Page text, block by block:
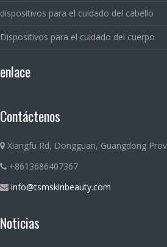
dispositivos para el cuidado del cabello
Dispositivos para el cuidado del cuerpo
enlace
Contáctenos
Xiangfu Rd, Dongguan, Guangdong
+8613686407367
info@tsmskinbeauty.com
Noticias